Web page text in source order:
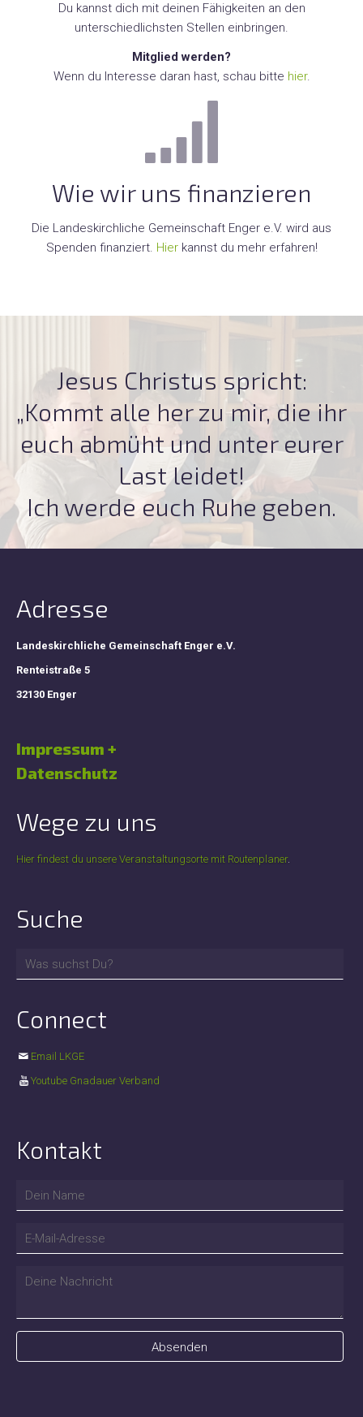
Du kannst dich mit deinen Fähigkeiten an den
unterschiedlichsten Stellen einbringen.
Mitglied werden?
Wenn du Interesse daran hast, schau bitte hier.
Wie wir uns finanzieren
Die Landeskirchliche Gemeinschaft Enger e.V. wird aus
Spenden finanziert. Hierkannst du mehr erfahren!
Jesus Christus spricht:
„Kommt alle her zu mir, die ihr
euch abmüht und unter eurer
Last leidet!
Ich werde euch Ruhe geben.
Adresse
Landeskirchliche Gemeinschaft Enger e.V.
Renteistraße 5
32130 Enger
Impressum +
Datenschutz
Wege zu uns
Hier findest du unsere Veranstaltungsorte mit Routenplaner.
Suche
Connect
Email LKGE
Youtube Gnadauer Verband
Kontakt
Absenden